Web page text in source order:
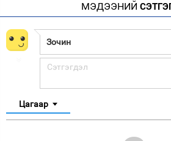
МЭДЭЭНИЙ
Цагаар